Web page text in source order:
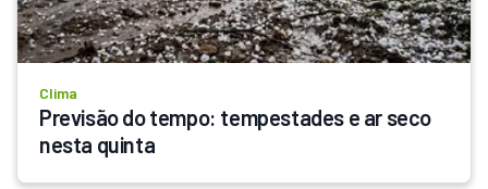
Clima
Previsão do tempo: tempestades e ar seco
nesta quinta